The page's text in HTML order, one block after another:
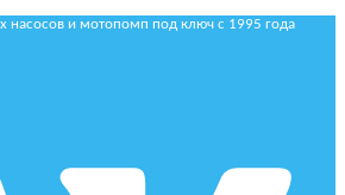
и мотопомп под ключ с 1995 года